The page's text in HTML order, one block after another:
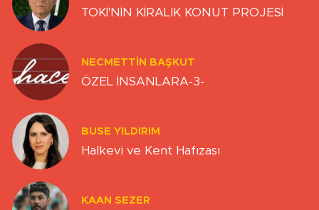
TOKİ'NİN KİRALIK KONUT PROJESİ
NECMETTIN BAŞKUT
ÖZEL İNSANLARA-3-
BUSE YILDIRIM
Halkevi ve Kent Hafızası
KAAN SEZER